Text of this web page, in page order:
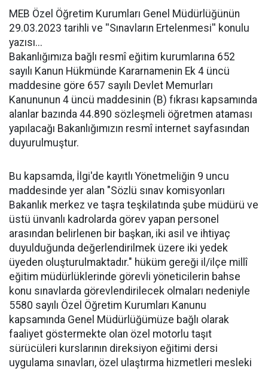
MEB Özel Öğretim Kurumları Genel Müdürlüğünün
29.03.2023 tarihli ve ''Sınavların Ertelenmesi'' konulu
yazısı...
Bakanlığımıza bağlı resmî eğitim kurumlarına 652
sayılı Kanun Hükmünde Kararnamenin Ek 4 üncü
maddesine göre 657 sayılı Devlet Memurları
Kanununun 4 üncü maddesinin (B) fıkrası kapsamında
alanlar bazında 44.890 sözleşmeli öğretmen ataması
yapılacağı Bakanlığımızın resmî internet sayfasından
duyurulmuştur.
Bu kapsamda, İlgi'de kayıtlı Yönetmeliğin 9 uncu
maddesinde yer alan "Sözlü sınav komisyonları
Bakanlık merkez ve taşra teşkilatında şube müdürü ve
üstü ünvanlı kadrolarda görev yapan personel
arasından belirlenen bir başkan, iki asil ve ihtiyaç
duyulduğunda değerlendirilmek üzere iki yedek
üyeden oluşturulmaktadır." hüküm gereği il/ilçe millî
eğitim müdürlüklerinde görevli yöneticilerin bahse
konu sınavlarda görevlendirilecek olmaları nedeniyle
5580 sayılı Özel Öğretim Kurumları Kanunu
kapsamında Genel Müdürlüğümüze bağlı olarak
faaliyet göstermekte olan özel motorlu taşıt
sürücüleri kurslarının direksiyon eğitimi dersi
uygulama sınavları, özel ulaştırma hizmetleri mesleki